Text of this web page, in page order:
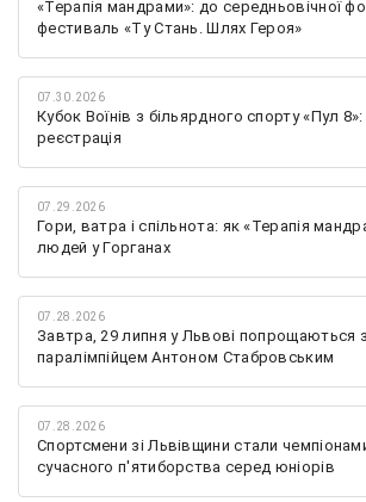
«Терапія мандрами»: до середньовічної
фестиваль «Ту Стань. Шлях Героя»
07.30.2026
Кубок Воїнів з більярдного спорту «Пул
реєстрація
07.29.2026
Гори, ватра і спільнота: як «Терапія
людей у Горганах
07.28.2026
Завтра, 29 липня у Львові попрощаються
паралімпійцем Антоном Стабровським
07.28.2026
Спортсмени зі Львівщини стали
сучасного п'ятиборства серед юніорів